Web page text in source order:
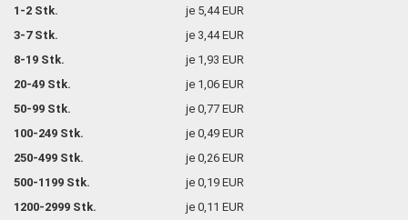
1-2 Stk.
je 5,44 EUR
3-7 Stk.
je 3,44 EUR
8-19 Stk.
je 1,93 EUR
20-49 Stk.
je 1,06 EUR
50-99 Stk.
je 0,77 EUR
100-249 Stk.
je 0,49 EUR
250-499 Stk.
je 0,26 EUR
500-1199 Stk.
je 0,19 EUR
1200-2999 Stk.
je 0,11 EUR